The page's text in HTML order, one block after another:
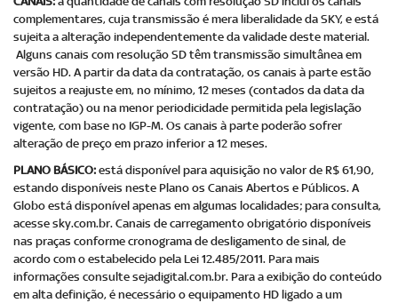
complementares, cuja transmissão é mera liberalidade da SKY, e está
sujeita a alteração independentemente da validade deste material.
Alguns canais com resolução SD têm transmissão simultânea em
versão HD. A partir da data da contratação, os canais à parte estão
sujeitos a reajuste em, no mínimo, 12 meses (contados da data da
contratação) ou na menor periodicidade permitida pela legislação
vigente, com base no IGP-M. Os canais à parte poderão sofrer
alteração de preço em prazo inferior a 12 meses.
PLANO BÁSICO: está disponível para aquisição no valor de R$ 61,90,
estando disponíveis neste Plano os Canais Abertos e Públicos. A
Globo está disponível apenas em algumas localidades; para consulta,
acesse sky.com.br. Canais de carregamento obrigatório disponíveis
nas praças conforme cronograma de desligamento de sinal, de
acordo com o estabelecido pela Lei 12.485/2011. Para mais
informações consulte sejadigital.com.br. Para a exibição do conteúdo
em alta definição, é necessário o equipamento HD ligado a um